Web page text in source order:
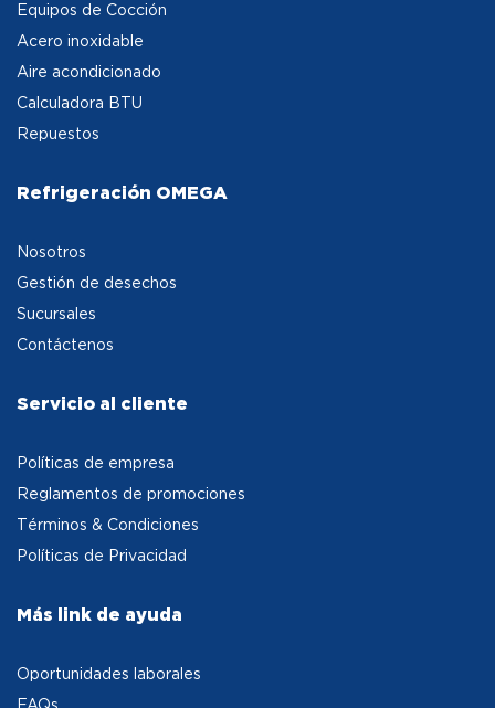
Equipos de Cocción
Acero inoxidable
Aire acondicionado
Calculadora BTU
Repuestos
Refrigeración OMEGA
Nosotros
Gestión de desechos
Sucursales
Contáctenos
Servicio al cliente
Políticas de empresa
Reglamentos de promociones
Términos & Condiciones
Políticas de Privacidad
Más link de ayuda
Oportunidades laborales
FAQs